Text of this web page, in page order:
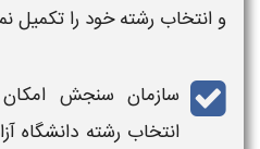
وانتخاب رشتهخود را تکمیل
سازمان سنجش
انتخاب رشته دانشگاه